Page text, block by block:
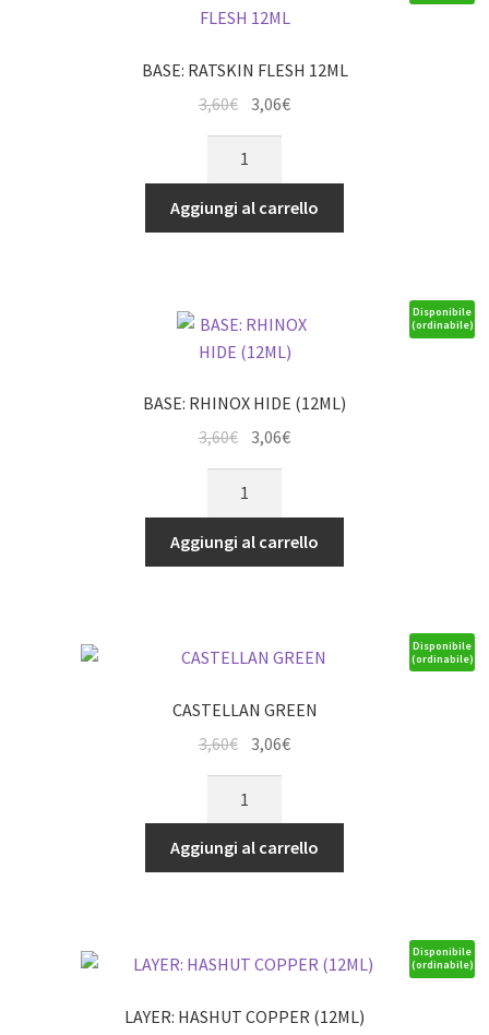
BASE: RATSKIN FLESH 12ML
3,60€
originale
era:
3,60€.
3,06€Il
è:
3,06€.
FLESH
12ML
Aggiungi al carrello
Disponibile
(ordinabile)
BASE: RHINOX HIDE (12ML)
3,60€
prezzo
originale
era:
3,60€.
3,06€Il
è:
3,06€.
HIDE
(12ML)
Aggiungi al carrello
Disponibile
(ordinabile)
CASTELLAN GREEN
3,60€
originale
era:
3,60€.
3,06€Il
è:
3,06€.
quantità
Aggiungi al carrello
Disponibile
(ordinabile)
LAYER: HASHUT COPPER (12ML)